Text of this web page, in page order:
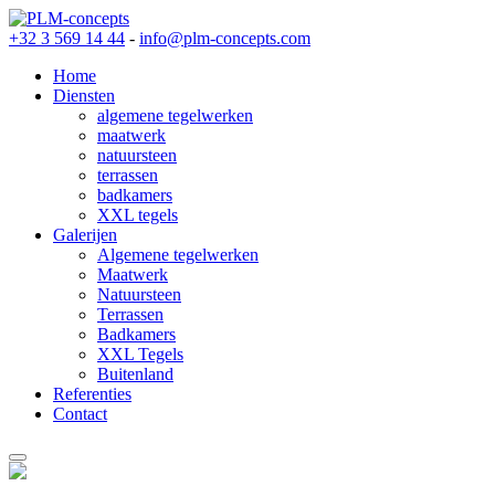
+32 3 569 14 44 - info@plm-concepts.com
Home
Diensten
algemene tegelwerken
maatwerk
natuursteen
terrassen
badkamers
XXL tegels
Galerijen
Algemene tegelwerken
Maatwerk
Natuursteen
Terrassen
Badkamers
XXL Tegels
Buitenland
Referenties
Contact